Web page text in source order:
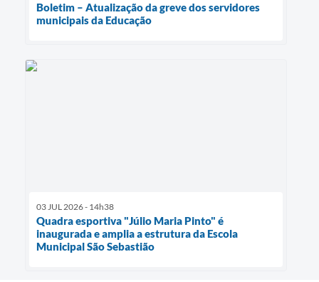
Boletim – Atualização da greve dos servidores
municipais da Educação
03 JUL 2026 - 14h38
Quadra esportiva "Júlio Maria Pinto" é
inaugurada e amplia a estrutura da Escola
Municipal São Sebastião